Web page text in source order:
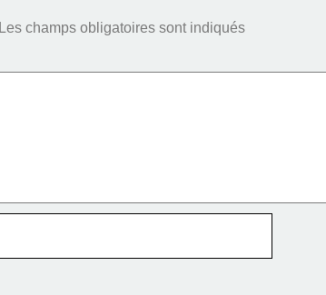
Les champs obligatoires sont indiqués